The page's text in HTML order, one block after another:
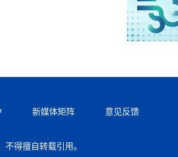
新媒体矩阵 意见反馈
得擅自转载引用。